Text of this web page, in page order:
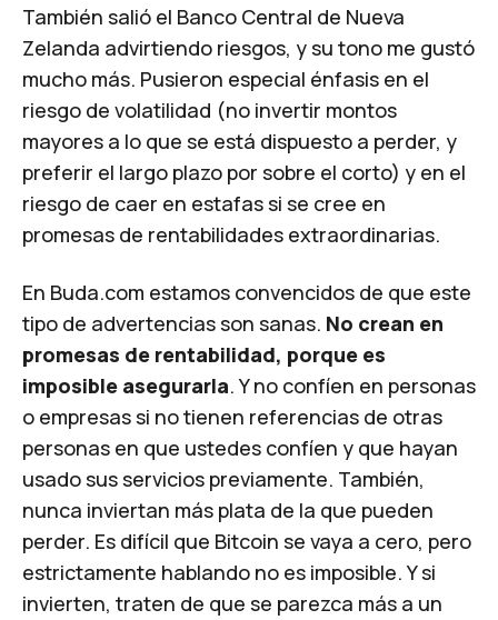
​También salió el Banco Central de Nueva
Zelanda advirtiendo riesgos, y su tono me gustó
mucho más. Pusieron especial énfasis en el
riesgo de volatilidad (no invertir montos
mayores a lo que se está dispuesto a perder, y
preferir el largo plazo por sobre el corto) y en el
riesgo de caer en estafas si se cree en
promesas de rentabilidades extraordinarias.
En Buda.com estamos convencidos de que este
tipo de advertencias son sanas. No crean en
promesas de rentabilidad, porque es
imposible asegurarla. Y no confíen en personas
o empresas si no tienen referencias de otras
personas en que ustedes confíen y que hayan
usado sus servicios previamente. También,
nunca inviertan más plata de la que pueden
perder. Es difícil que Bitcoin se vaya a cero, pero
estrictamente hablando no es imposible. Y si
invierten, traten de que se parezca más a un